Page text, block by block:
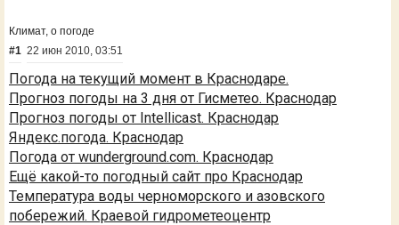
Климат, о погоде
#1 22 июн 2010, 03:51
Погода на текущий момент в Краснодаре.
Прогноз погоды на 3 дня от Гисметео. Краснодар
Прогноз погоды от Intellicast. Краснодар
Яндекс.погода. Краснодар
Погода от wunderground.com. Краснодар
Ещё какой-то погодный сайт про Краснодар
Температура воды черноморского и азовского
побережий. Краевой гидрометеоцентр